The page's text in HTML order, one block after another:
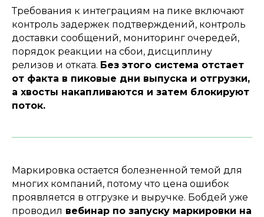
Требования к интеграциям на пике включают
контроль задержек подтверждений, контроль
доставки сообщений, мониторинг очередей,
порядок реакции на сбои, дисциплину
релизов и отката. Без этого система отстает
от факта в пиковые дни выпуска и отгрузки,
а хвосты накапливаются и затем блокируют
поток.
Маркировка остается болезненной темой для
многих компаний, потому что цена ошибок
проявляется в отгрузке и выручке. Бобдей уже
проводил вебинар по запуску маркировки на